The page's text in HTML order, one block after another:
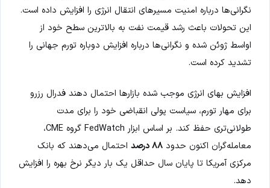
نگرانی‌ها درباره امنیت مسیرهای انتقال انرژی را افزایش داده است.
این تحولات باعث رشد قیمت نفت به بالاترین سطح خود از
اواسط ژوئن شده و نگرانی‌ها درباره افزایش دوباره تورم جهانی را
تشدید کرده است.
افزایش بهای انرژی موجب شده بازارها احتمال دهند فدرال رزرو
برای مهار تورم، سیاست پولی انقباضی خود را برای مدت
طولانی‌تری حفظ کند. بر اساس ابزار FedWatch گروه CME،
معامله‌گران اکنون حدود ۸۸ درصد
احتمال می‌دهند که بانک
مرکزی آمریکا تا پایان سال حداقل یک بار دیگر نرخ بهره را افزایش
دهد.